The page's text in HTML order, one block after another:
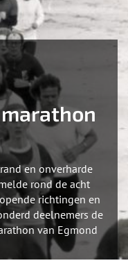
en onverharde
rond de acht
richtingen en
deelnemers de
van Egmond